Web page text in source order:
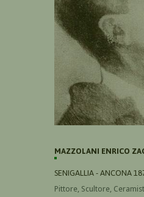
MAZZOLANI ENRICO
SENIGALLIA - ANCONA
Pittore, Scultore,